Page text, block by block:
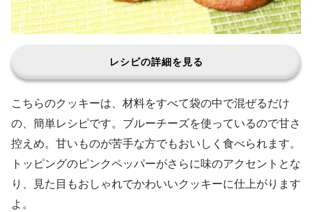
レシピの詳細を見る
こちらのクッキーは、材料をすべて袋の中で混ぜるだけ
の、簡単レシピです。ブルーチーズを使っているので甘さ
控えめ。甘いものが苦手な方でもおいしく食べられます。
トッピングのピンクペッパーがさらに味のアクセントとな
り、見た目もおしゃれでかわいいクッキーに仕上がります
よ。